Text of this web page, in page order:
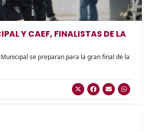
Y CAEF, FINALISTAS DE LA
Municipal se preparan para la gran final de la